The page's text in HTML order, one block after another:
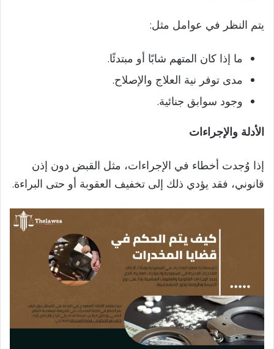
يتم النظر في عوامل مثل:
ما إذا كان المتهم شابًا أو مبتدئًا.
مدى توفر نية العلاج والإصلاح.
وجود سوابق جنائية.
الأدلة والإجراءات
إذا وُجدت أخطاء في الإجراءات، مثل القبض دون إذن
قانوني، فقد يؤدي ذلك إلى تخفيف العقوبة أو حتى البراءة.